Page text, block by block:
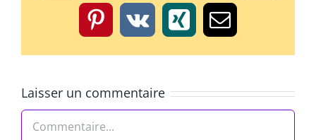
Pinterest
Vk XingEmail
Laisser un commentaire
Commentaire